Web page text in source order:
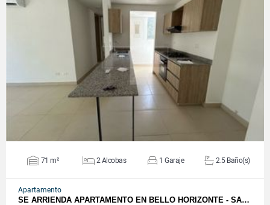
VER DETALLES
71 m² 2 Alcobas 1 Garaje 2.5 Baño(s)
Apartamento
SE ARRIENDA APARTAMENTO EN BELLO HORIZONTE - SA…